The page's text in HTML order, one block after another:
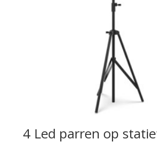
4 Led parren op